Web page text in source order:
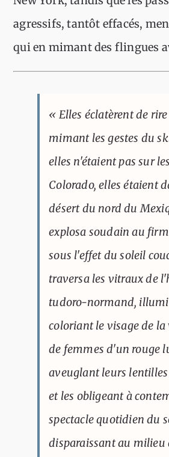
agressifs, tantôt effacés,
qui en mimant des flingues
« Elles éclatèrent de
mimant les gestes du
elles n'étaient pas sur
Colorado, elles étaient
désert du nord du
explosa soudain au
sous l'effet du soleil
traversa les vitraux de
tudoro-normand,
coloriant le visage de
de femmes d'un rouge
aveuglant leurs
et les obligeant à
spectacle quotidien du
disparaissant au milieu